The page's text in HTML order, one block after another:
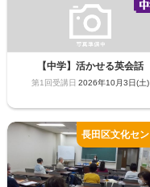
【中学】活かせる英会話
2026年10月3日(土)